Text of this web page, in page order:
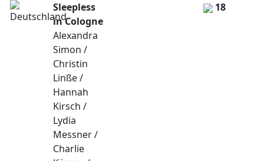
Sleepless
in Cologne
Alexandra
Simon /
Christin
Linße /
Hannah
Kirsch /
Lydia
Messner /
Charlie
18